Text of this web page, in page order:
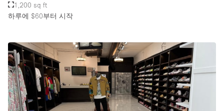
1,200 sq ft
하루에 $60부터 시작